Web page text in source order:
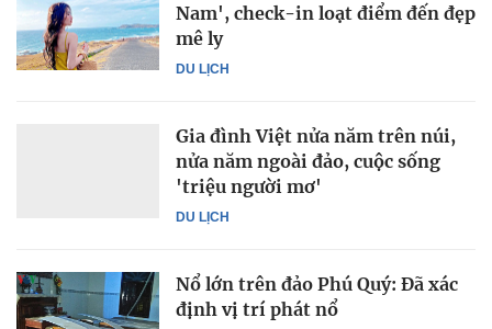
DU LỊCH
Nam', check-in loạt điểm đến đẹp
mê ly
DU LỊCH
Gia đình Việt nửa năm trên núi,
nửa năm ngoài đảo, cuộc sống
'triệu người mơ'
Nổ lớn trên đảo Phú Quý: Đã xác
định vị trí phát nổ